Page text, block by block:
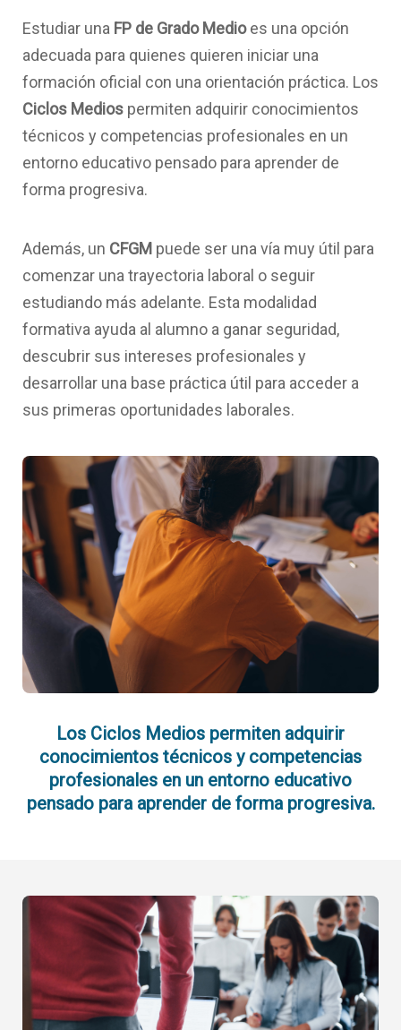
Estudiar una FP de Grado Medioes una opción
adecuada para quienes quieren iniciar una
formación oficial con una orientación práctica. Los
Ciclos Medios permiten adquirir conocimientos
técnicos y competencias profesionales en un
entorno educativo pensado para aprender de
forma progresiva.
Además, un CFGM puede ser una vía muy útil para
comenzar una trayectoria laboral o seguir
estudiando más adelante. Esta modalidad
formativa ayuda al alumno a ganar seguridad,
descubrir sus intereses profesionales y
desarrollar una base práctica útil para acceder a
sus primeras oportunidades laborales.
Los Ciclos Medios permiten adquirir
conocimientos técnicos y competencias
profesionales en un entorno educativo
pensado para aprender de forma progresiva.